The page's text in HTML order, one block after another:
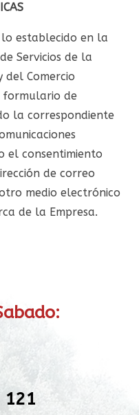
lo establecido en la
Servicios de la
del Comercio
formulario de
la correspondiente
el consentimiento
de correo
medio electrónico
de la Empresa.
121